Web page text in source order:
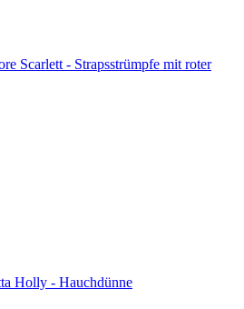
Scarlett - Strapsstrümpfe mit roter
Holly - Hauchdünne